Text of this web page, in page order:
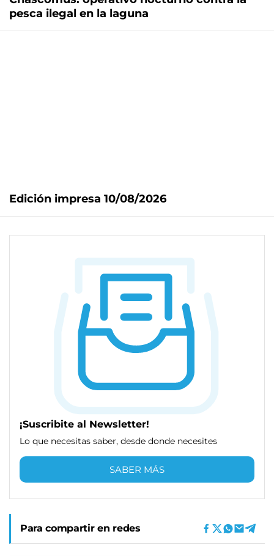
pesca ilegal en la laguna
Edición impresa 10/08/2026
¡Suscribite al Newsletter!
Lo que necesitas saber, desde donde necesites
SABER MÁS
Para compartir en redes